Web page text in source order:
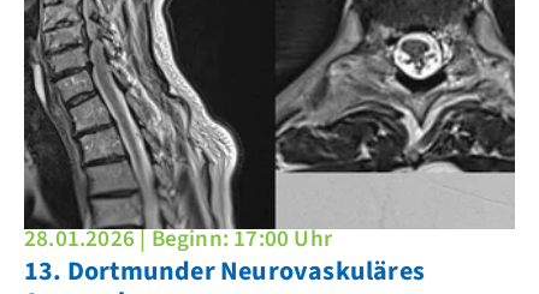
28.01.2026 | Beginn: 17:00 Uhr
13. Dortmunder Neurovaskuläres